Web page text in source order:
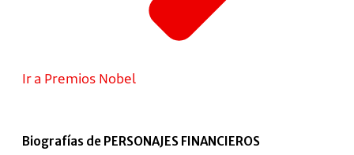
Ir a Premios Nobel
Biografías de PERSONAJES FINANCIEROS